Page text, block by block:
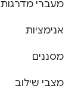
מעברי מדרגות
אנימציות
מסננים
מצבי שילוב